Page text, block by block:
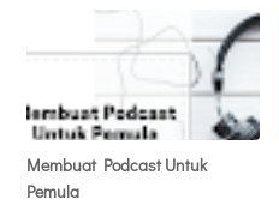
Membuat Podcast Untuk
Pemula